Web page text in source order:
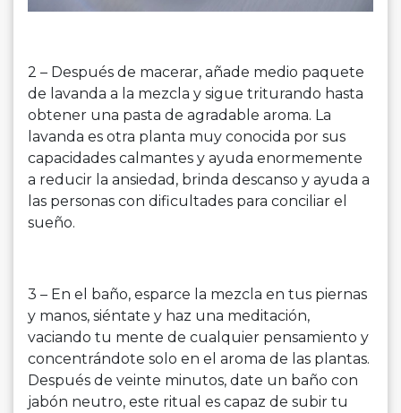
2 – Después de macerar, añade medio paquete
de lavanda a la mezcla y sigue triturando hasta
obtener una pasta de agradable aroma. La
lavanda es otra planta muy conocida por sus
capacidades calmantes y ayuda enormemente
a reducir la ansiedad, brinda descanso y ayuda a
las personas con dificultades para conciliar el
sueño.
3 – En el baño, esparce la mezcla en tus piernas
y manos, siéntate y haz una meditación,
vaciando tu mente de cualquier pensamiento y
concentrándote solo en el aroma de las plantas.
Después de veinte minutos, date un baño con
jabón neutro, este ritual es capaz de subir tu